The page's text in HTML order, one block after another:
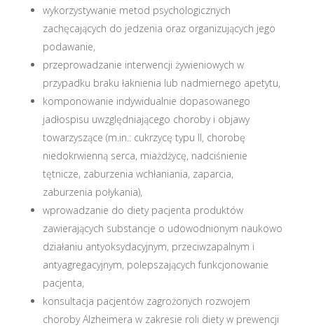
wykorzystywanie metod psychologicznych
zachęcających do jedzenia oraz organizujących jego
podawanie,
przeprowadzanie interwencji żywieniowych w
przypadku braku łaknienia lub nadmiernego apetytu,
komponowanie indywidualnie dopasowanego
jadłospisu uwzględniającego choroby i objawy
towarzyszące (m.in.: cukrzycę typu II, chorobę
niedokrwienną serca, miażdżycę, nadciśnienie
tętnicze, zaburzenia wchłaniania, zaparcia,
zaburzenia połykania),
wprowadzanie do diety pacjenta produktów
zawierających substancje o udowodnionym naukowo
działaniu antyoksydacyjnym, przeciwzapalnym i
antyagregacyjnym, polepszających funkcjonowanie
pacjenta,
konsultacja pacjentów zagrożonych rozwojem
choroby Alzheimera w zakresie roli diety w prewencji